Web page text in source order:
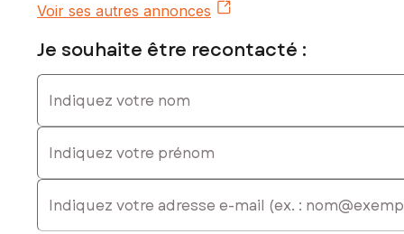
Voir ses autres annonces
Je souhaite être recontacté :
Indiquez votre nom
Indiquez votre prénom
E-mail